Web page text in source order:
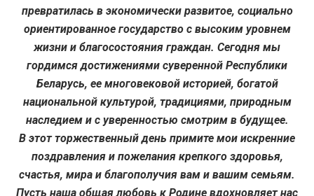
превратилась в экономически развитое, социально
ориентированное государство с высоким уровнем
жизни и благосостояния граждан. Сегодня мы
гордимся достижениями суверенной Республики
Беларусь, ее многовековой историей, богатой
национальной культурой, традициями, природным
наследием и с уверенностью смотрим в будущее.
В этот торжественный день примите мои искренние
поздравления и пожелания крепкого здоровья,
счастья, мира и благополучия вам и вашим семьям.
Пусть наша общая любовь к Родине вдохновляет нас